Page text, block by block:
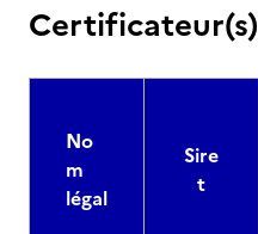
Certificateur(s)
No
m
légal
Sire
t